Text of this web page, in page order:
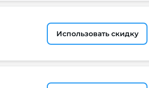
Использовать скидку